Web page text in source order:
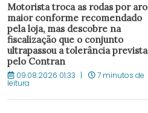
Motorista troca as rodas por aro
maior conforme recomendado
pela loja, mas descobre na
fiscalização que o conjunto
ultrapassou a tolerância prevista
pelo Contran
09.08.2026 01:33 7 minutos de
leitura